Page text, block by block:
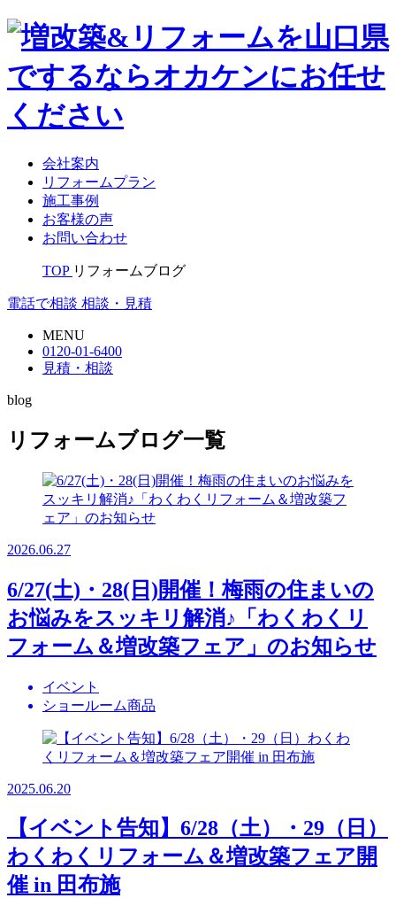
会社案内
リフォームプラン
施工事例
お客様の声
お問い合わせ
TOP リフォームブログ
電話で相談 相談・見積
MENU
0120-01-6400
見積・相談
blog
リフォームブログ一覧
2026.06.27
6/27(土)・28(日)開催！梅雨の住まいの
お悩みをスッキリ解消♪「わくわくリ
フォーム＆増改築フェア」のお知らせ
イベント
ショールーム商品
2025.06.20
【イベント告知】6/28（土）・29（日）
わくわくリフォーム＆増改築フェア開
催 in 田布施